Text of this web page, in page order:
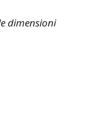
dimensioni